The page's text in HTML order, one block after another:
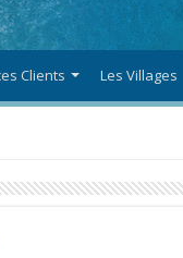
Clients Les Villages